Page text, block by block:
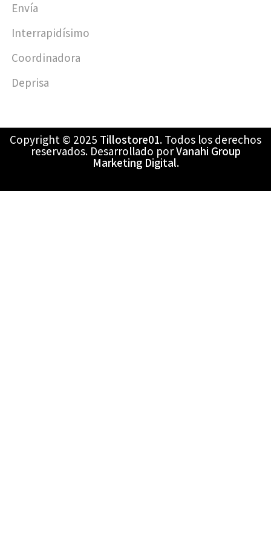
Envía
Interrapidísimo
Coordinadora
Deprisa
Copyright © 2025 Tillostore01. Todos los derechos
reservados. Desarrollado porVanahi Group
Marketing Digital.